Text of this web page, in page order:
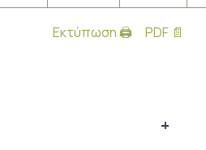
Εκτύπωση 🖨 PDF 📄
+